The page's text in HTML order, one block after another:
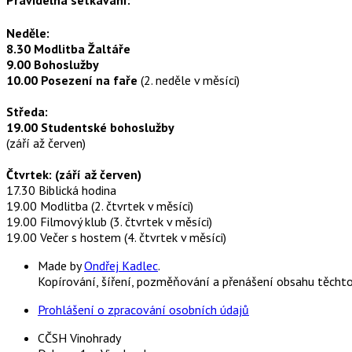
Neděle:
8.30 Modlitba Žaltáře
9.00 Bohoslužby
10.00 Posezení na faře (2. neděle v měsíci)
Středa:
19.00 Studentské bohoslužby
(září až červen)
Čtvrtek: (září až červen)
17.30 Biblická hodina
19.00 Modlitba (2. čtvrtek v měsíci)
19.00 Filmový klub (3. čtvrtek v měsíci)
19.00 Večer s hostem (4. čtvrtek v měsíci)
Made byOndřej Kadlec.
Kopírování, šíření, pozměňování a přenášení obsahu
Prohlášení o zpracování osobních údajů
CČSH Vinohrady